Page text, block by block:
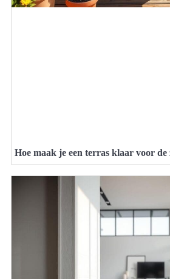
Hoe maak je een terras klaar voor de